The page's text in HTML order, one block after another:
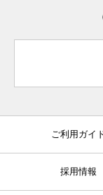
ご利用ガイ
採用情報